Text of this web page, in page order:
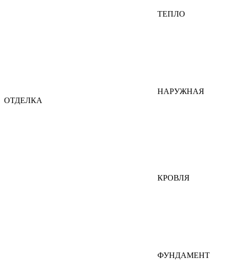
ТЕПЛО
НАРУЖНАЯ
ОТДЕЛКА
КРОВЛЯ
ФУНДАМЕНТ